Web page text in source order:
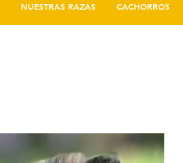
NUESTRAS RAZAS CACHORROS